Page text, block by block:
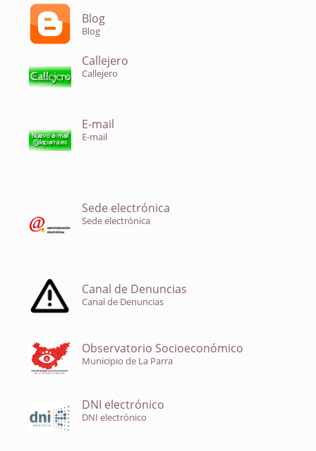
Blog
Blog
Callejero
Callejero
E-mail
E-mail
Sede electrónica
Sede electrónica
Canal de Denuncias
Canal de Denuncias
Observatorio Socioeconómico
Municipio de La Parra
DNI electrónico
DNI electrónico